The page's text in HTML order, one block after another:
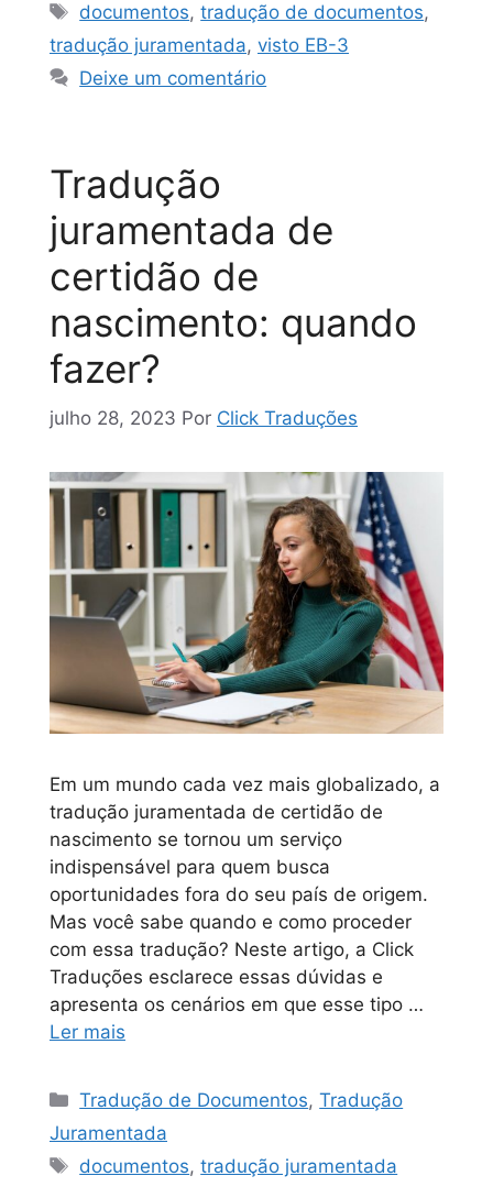
documentos,tradução de documentos,
tradução juramentada, visto EB-3
Deixe um comentário
Tradução
juramentada de
certidão de
nascimento: quando
fazer?
julho 28, 2023 Por Click Traduções
Em um mundo cada vez mais globalizado, a
tradução juramentada de certidão de
nascimento se tornou um serviço
indispensável para quem busca
oportunidades fora do seu país de origem.
Mas você sabe quando e como proceder
com essa tradução? Neste artigo, a Click
Traduções esclarece essas dúvidas e
apresenta os cenários em que esse tipo …
Ler mais
Tradução de Documentos,Tradução
Juramentada
documentos,tradução juramentada